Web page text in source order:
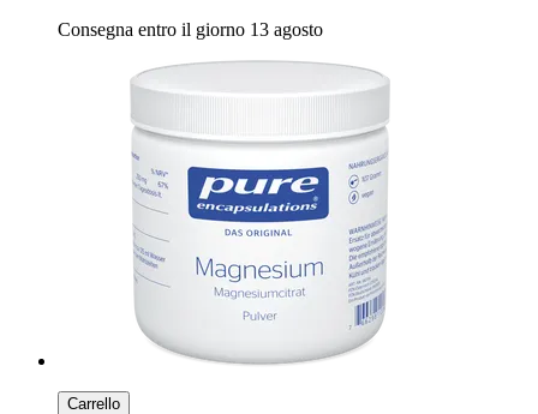
Consegna entro il giorno 13 agosto
Carrello